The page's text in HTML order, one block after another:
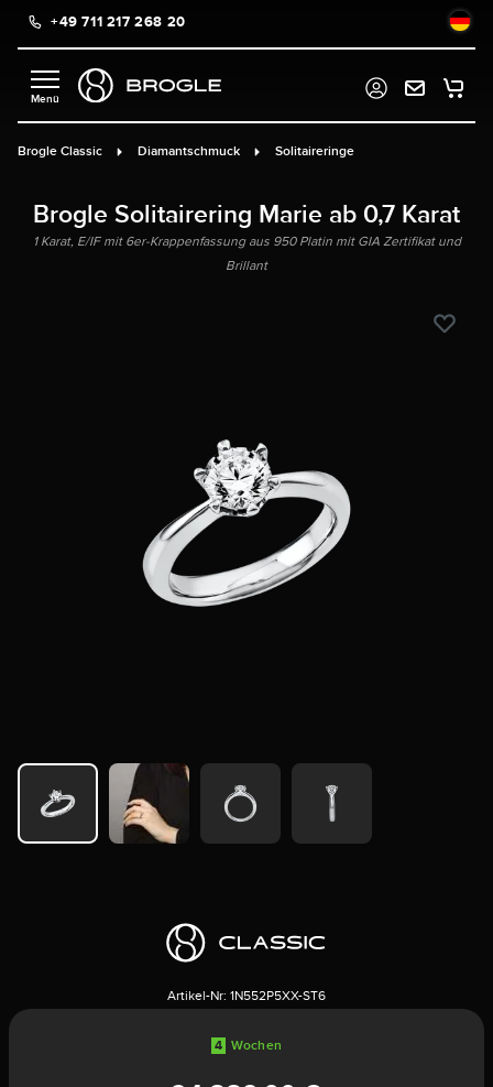
springen
+49 711 217 268 20
Brogle Classic Diamantschmuck Solitaireringe
Brogle Solitairering Marie ab 0,7 Karat
1 Karat, E/IF mit 6er-Krappenfassung aus 950 Platin mit GIA Zertifikat und
Brillant
Artikel-Nr: 1N552P5XX-ST6
4 Wochen